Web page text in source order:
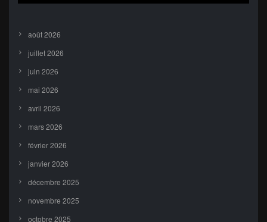
août 2026
juillet 2026
juin 2026
mai 2026
avril 2026
mars 2026
février 2026
janvier 2026
décembre 2025
novembre 2025
octobre 2025